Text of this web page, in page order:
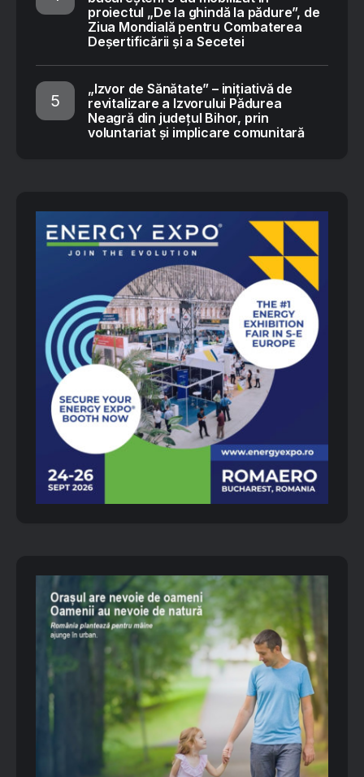
proiectul „De la ghindă la pădure”, de
Ziua Mondială pentru Combaterea
Deșertificării și a Secetei
„Izvor de Sănătate” – inițiativă de
revitalizare a Izvorului Pădurea
Neagră din județul Bihor, prin
voluntariat și implicare comunitară